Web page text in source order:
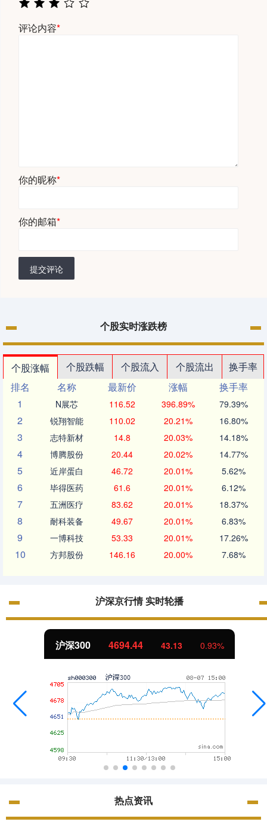
评论内容*
你的昵称*
你的邮箱*
提交评论
个股实时涨跌榜
个股涨幅 个股跌幅 个股流入 个股流出
换手率
排名
名称 最新价 涨幅
换手率
1
N展芯 116.52 396.89% 79.39%
2 锐翔智能 110.02 20.21% 16.80%
3 志特新材 14.8 20.03% 14.18%
4 博腾股份 20.44 20.02% 14.77%
5 近岸蛋白 46.72 20.01% 5.62%
6 毕得医药 61.6 20.01% 6.12%
7 五洲医疗 83.62 20.01% 18.37%
8 耐科装备 49.67 20.01% 6.83%
9 一博科技 53.33 20.01% 17.26%
10 方邦股份 146.16 20.00% 7.68%
沪深京行情 实时轮播
沪深300 4694.44 43.13 0.93%
热点资讯